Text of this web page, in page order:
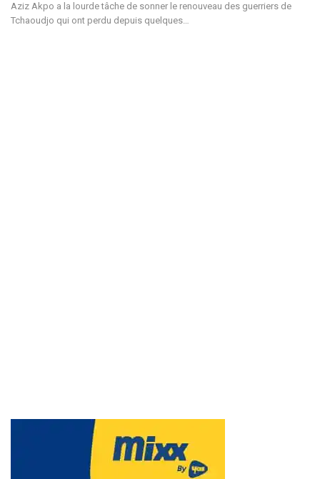
Aziz Akpo a la lourde tâche de sonner le renouveau des guerriers de
Tchaoudjo qui ont perdu depuis quelques…